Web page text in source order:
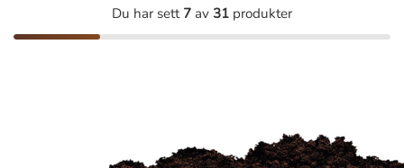
Du har sett 7 av 31 produkter